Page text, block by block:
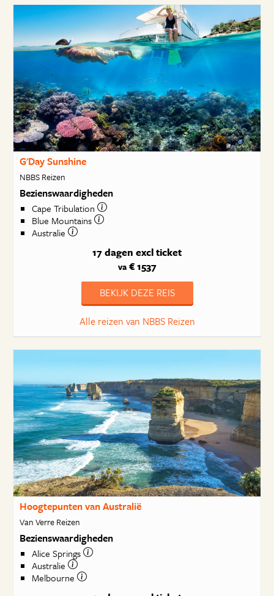
G'Day Sunshine
NBBS Reizen
Bezienswaardigheden
Cape Tribulation
Blue Mountains
Australie
17 dagen excl ticket
va€ 1537
BEKIJK DEZE REIS
Alle reizen van NBBS Reizen
Hoogtepunten van Australië
Van Verre Reizen
Bezienswaardigheden
Alice Springs
Australie
Melbourne